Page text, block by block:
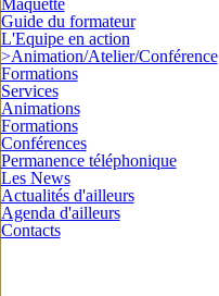
Maquette
Guide du formateur
L'Equipe en action
>Animation/Atelier/Conférence
Formations
Services
Animations
Formations
Conférences
Permanence téléphonique
Les News
Actualités d'ailleurs
Agenda d'ailleurs
Contacts